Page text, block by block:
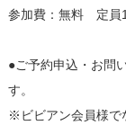
参加費：無料 定員
●ご予約申込・お問
す。
※ビビアン会員様で